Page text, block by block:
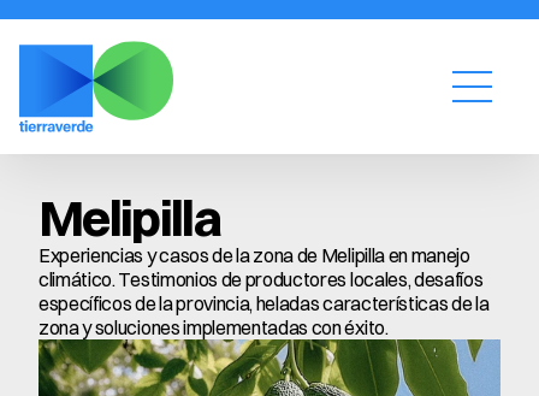
Melipilla
Experiencias y casos de la zona de Melipilla en manejo
climático. Testimonios de productores locales, desafíos
específicos de la provincia, heladas características de la
zona y soluciones implementadas con éxito.